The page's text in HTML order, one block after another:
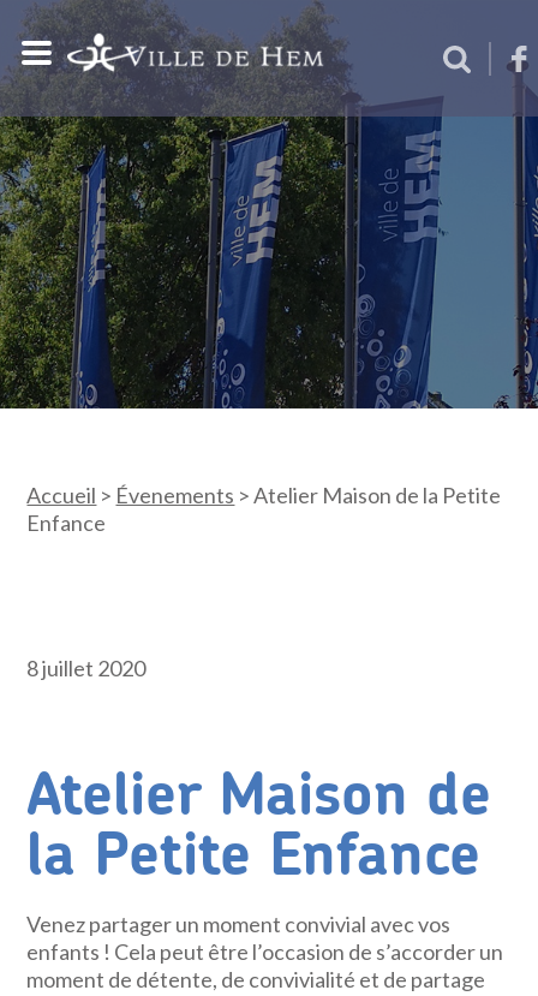
Accueil > Évenements >Atelier Maison de la Petite
Enfance
8 juillet 2020
Atelier Maison de
la Petite Enfance
Venez partager un moment convivial avec vos
enfants ! Cela peut être l’occasion de s’accorder un
moment de détente, de convivialité et de partage